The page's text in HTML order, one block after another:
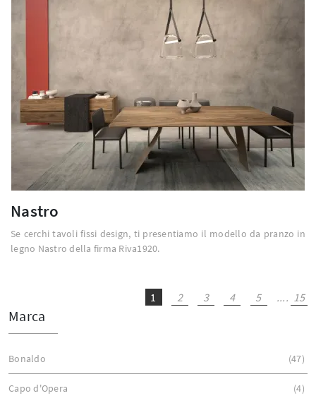
Nastro
Se cerchi tavoli fissi design, ti presentiamo il modello da pranzo in
legno Nastro della firma Riva1920.
1 2 3 4 5 .... 15
Marca
Bonaldo 47
Capo d'Opera 4